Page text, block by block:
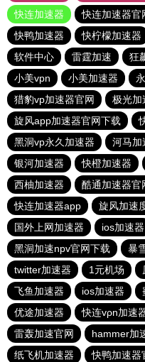
快连加速器
快连加速器官
快鸭加速器
快柠檬加速器
软件中心
雷霆加速 狂
小美vpn
小美加速器
猎豹vp加速器官网
极光加
旋风app加速器官网下载
黑洞vp永久加速器
河马加
银河加速器
快橙加速器
西柚加速器
酷通加速器官
快连加速器app
旋风加速
国外上网加速器
ios加速器
黑洞加速npv官网下载
暴
twitter加速器
1元机场
飞鱼加速器
ios加速器
优途加速器
快连vρn加速
雷轰加速官网
hammer加
纸飞机加速器
快鸭加速器